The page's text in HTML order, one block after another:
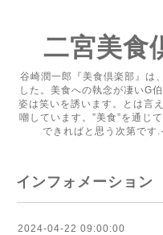
二宮美食
谷崎潤一郎『美食倶楽部』は
した。美食への執念が凄いG
姿は笑いを誘います。とは言
嘲しています。”美食”を通じ
できればと思う次第です.
インフォメーション
2024-04-22 09:00:00